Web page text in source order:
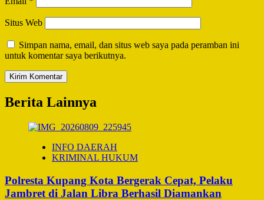
Situs Web
Simpan nama, email, dan situs web saya pada peramban ini
untuk komentar saya berikutnya.
Berita Lainnya
INFO DAERAH
KRIMINAL HUKUM
Polresta Kupang Kota Bergerak Cepat, Pelaku
Jambret di Jalan Libra Berhasil Diamankan